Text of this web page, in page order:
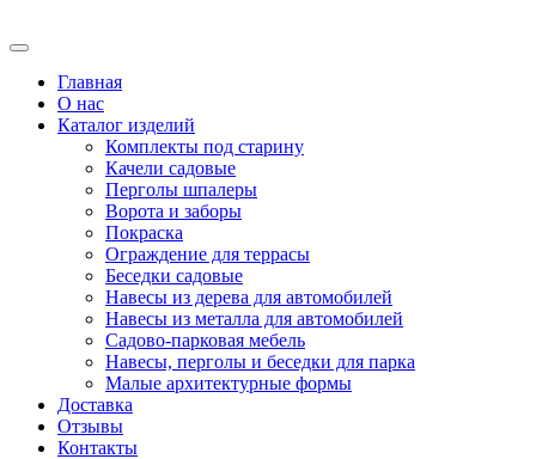
Главная
О нас
Каталог изделий
Комплекты под старину
Качели садовые
Перголы шпалеры
Ворота и заборы
Покраска
Ограждение для террасы
Беседки садовые
Навесы из дерева для автомобилей
Навесы из металла для автомобилей
Садово-парковая мебель
Навесы, перголы и беседки для парка
Малые архитектурные формы
Доставка
Отзывы
Контакты